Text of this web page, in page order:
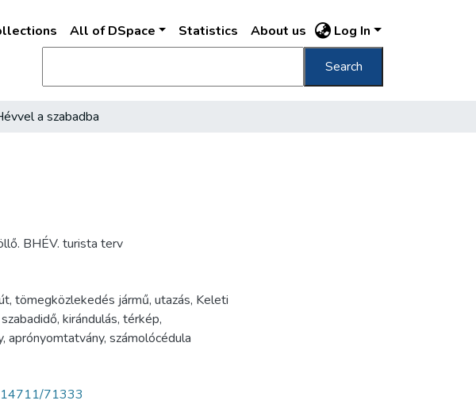
All of DSpace Statistics About us Log In
Search
a szabadba
BHÉV. turista terv
, tömegközlekedés jármű, utazás, Keleti
szabadidő, kirándulás, térkép,
, aprónyomtatvány, számolócédula
71333